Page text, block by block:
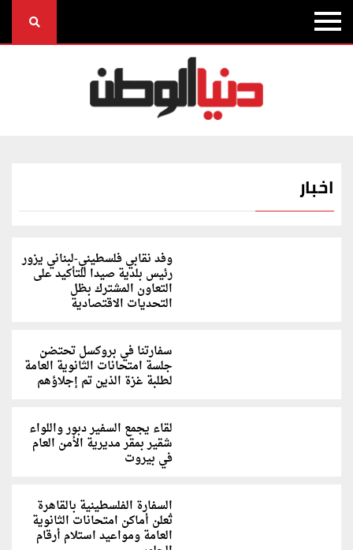
اخبار
وفد نقابي فلسطيني-لبناني يزور
رئيس بلدية صيدا للتأكيد على
التعاون المشترك بظل
التحديات الاقتصادية
سفارتنا في بروكسل تحتضن
جلسة امتحانات الثانوية العامة
لطلبة غزة الذين تم إجلاؤهم
لقاء يجمع السفير دبور واللواء
شقير بمقر مديرية الأمن العام
في بيروت
السفارة الفلسطينية بالقاهرة
تُعلن أماكن امتحانات الثانوية
العامة ومواعيد استلام أرقام